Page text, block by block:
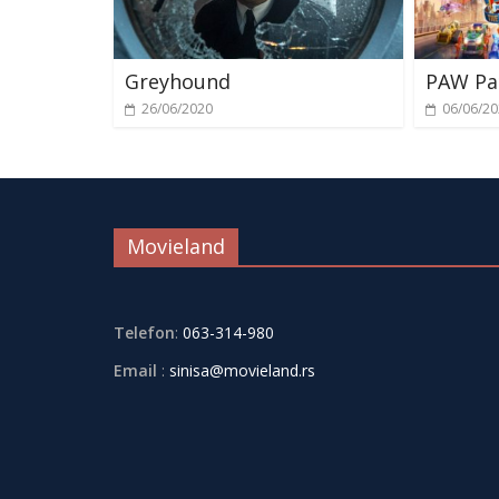
Greyhound
26/06/2020
PAW
06/06/
Movieland
Telefon: 063-314-980
Email : sinisa@movieland.rs